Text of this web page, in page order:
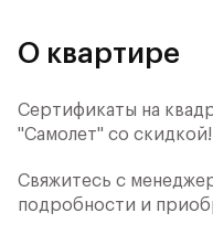
О квартире
Сертификаты на
"Самолет" со скидкой!
Свяжитесь с
подробности и